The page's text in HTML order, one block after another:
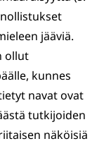
jääviä.
ollut
kunnes
navat ovat
tutkijoiden
näköisiä